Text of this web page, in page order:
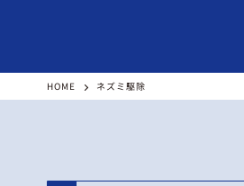
HOME ネズミ駆除